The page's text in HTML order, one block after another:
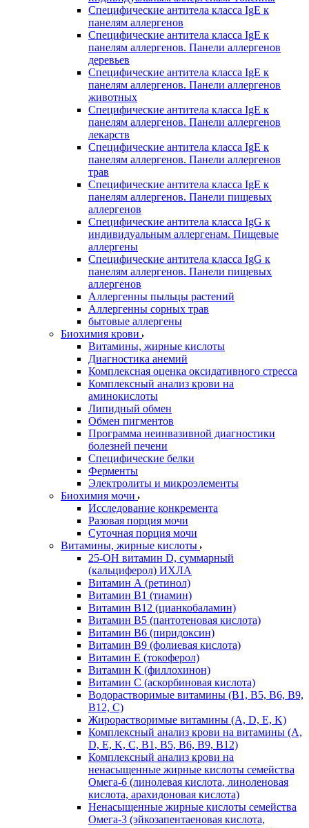
Специфические антитела класса IgE к
панелям аллергенов
Специфические антитела класса IgE к
панелям аллергенов. Панели аллергенов
деревьев
Специфические антитела класса IgE к
панелям аллергенов. Панели аллергенов
животных
Специфические антитела класса IgE к
панелям аллергенов. Панели аллергенов
лекарств
Специфические антитела класса IgE к
панелям аллергенов. Панели аллергенов
трав
Специфические антитела класса IgE к
панелям аллергенов. Панели пищевых
аллергенов
Специфические антитела класса IgG к
индивидуальным аллергенам. Пищевые
аллергены
Специфические антитела класса IgG к
панелям аллергенов. Панели пищевых
аллергенов
Аллергенны пыльцы растений
Аллергенны сорных трав
бытовые аллергены
Биохимия крови
Витамины, жирные кислоты
Диагностика анемий
Комплексная оценка оксидативного стресса
Комплексный анализ крови на
аминокислоты
Липидный обмен
Обмен пигментов
Программа неинвазивной диагностики
болезней печени
Специфические белки
Ферменты
Электролиты и микроэлементы
Биохимия мочи
Исследование конкремента
Разовая порция мочи
Суточная порция мочи
Витамины, жирные кислоты
25-OH витамин D, суммарный
(кальциферол) ИХЛА
Витамин А (ретинол)
Витамин В1 (тиамин)
Витамин В12 (цианкобаламин)
Витамин В5 (пантотеновая кислота)
Витамин В6 (пиридоксин)
Витамин В9 (фолиевая кислота)
Витамин Е (токоферол)
Витамин К (филлохинон)
Витамин С (аскорбиновая кислота)
Водорастворимые витамины (B1, B5, B6, В9,
В12, С)
Жирорастворимые витамины (A, D, E, K)
Комплексный анализ крови на витамины (A,
D, E, K, C, B1, B5, B6, В9, B12)
Комплексный анализ крови на
ненасыщенные жирные кислоты семейства
Омега-6 (линолевая кислота, линоленовая
кислота, арахидоновая кислота)
Ненасыщенные жирные кислоты семейства
Омега-3 (эйкозапентаеновая кислота,